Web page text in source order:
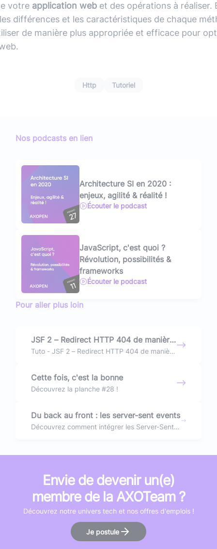
votre application webet des opérations à réaliser.
différences et les caractéristiques de chaque
de manière plus appropriée et efficace pour
Http Tutoriel
Nos podcasts en lien
Architecture SI en 2020 :
enjeux, agilité & réalité !
Écouter le podcast
JavaScript, c'est quoi ?
Révolution, possibilités &
frameworks
Écouter le podcast
Pour aller plus loin
JSF 2 – Redirect HTTP 404 de manière
programmatique
Tuto - JSF 2 – Redirect HTTP 404 de manière
Cette fois, c'est la bonne
Découvrez la planche #28 !
Du back au front : les server-sent events
Découvrez comment intégrer les Server-Sent
et le front-end.
Envie de devenir un(e)
membre de la AXOTeam ?
Découvrez notre univers tech et nos offres d'emplois !
Je postule